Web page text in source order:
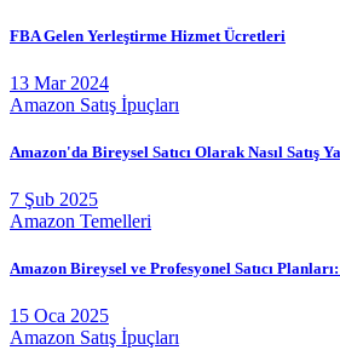
FBA Gelen Yerleştirme Hizmet Ücretleri
13 Mar 2024
Amazon Satış İpuçları
Amazon'da Bireysel Satıcı Olarak Nasıl Satış
7 Şub 2025
Amazon Temelleri
Amazon Bireysel ve Profesyonel Satıcı
15 Oca 2025
Amazon Satış İpuçları